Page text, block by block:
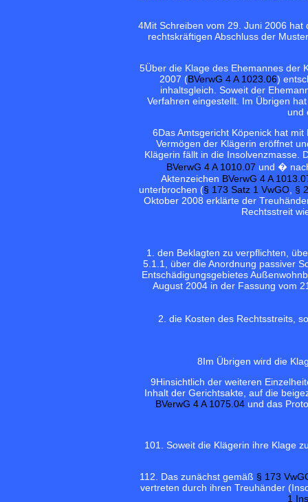
4Mit Schreiben vom 29. Juni 2006
rechtskräftigen Abschluss der
5Über die Klage des Ehemannes der
2007 (BVerwG 4 A 1023.06)
inhaltsgleich. Soweit der
Verfahren eingestellt. Im Übrigen
und
6Das Amtsgericht Köpenick hat
Vermögen der Klägerin eröffnet
Klägerin fällt in die Insolvenzmasse.
BVerwG 4 A 1010.07 und �
Aktenzeichen BVerwG 4 A
unterbrochen (§ 173 Satz 1 VwGO §
Oktober 2008 erklärte der
Rechtsstreit
1. den Beklagten zu verpflichten,
5.1.1, über die Anordnung passiver
Entschädigungsgebietes
August 2004 in der Fassung vom
2. die Kosten des Rechtsstreits,
8Im Übrigen wird die
9Hinsichtlich der weiteren
Inhalt der Gerichtsakte, auf die
BVerwG 4 A 1075.04und das
101. Soweit die Klägerin ihre Klage
11 2. Das zunächst gemäß § 173
vertreten durch ihren Treuhänder
1